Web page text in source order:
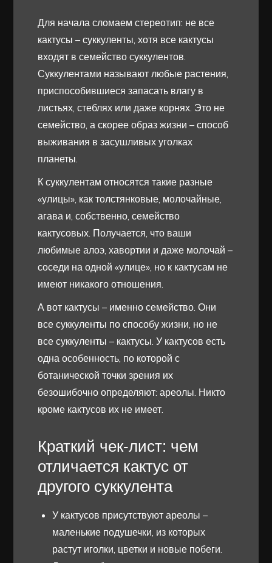
Для начала сломаем стереотип: не все
кактусы – суккуленты, хотя все кактусы
входят в семейство суккулентов.
Суккулентами называют любые растения,
приспособившиеся запасать влагу в
листьях, стеблях или даже корнях. Это не
семейство, а скорее образ жизни – способ
выживания в засушливых уголках
планеты.
К суккулентам относятся такие разные
«улицы», как толстянковые, молочайные,
агава и, собственно, семейство
кактусовых. Получается, что ваши
любимые алоэ, хавортии и даже молочай –
соседи на одной «улице», но к кактусам не
имеют никакого отношения.
А вот кактусы – именно семейство. Они
все суккуленты по способу жизни, но не
все суккуленты – кактусы. У кактусов есть
одна особенность, по которой с
ботанической точки зрения их
безошибочно определяют: ареолы. Никто
кроме кактусов их не имеет.
Краткий чек-лист: чем
отличается кактус от
другого суккулента
У кактусов присутствуют ареолы –
маленькие подушечки, из которых
растут иголки, цветки и новые побеги.